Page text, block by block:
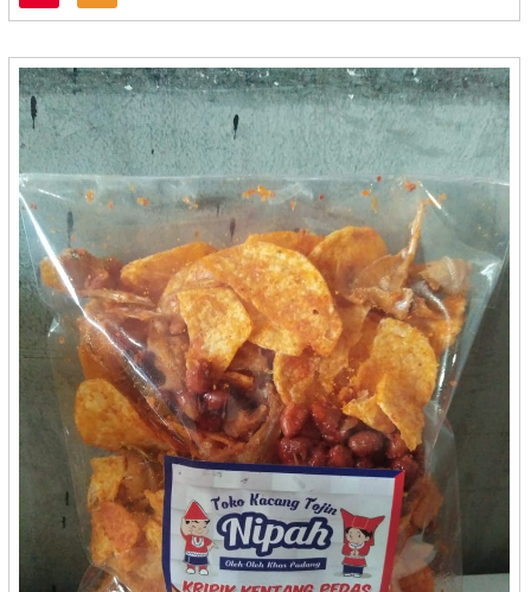
Dika - Bontang
DJN Food - Cirebon
Dodol Bengkel Anugrah - Sidikalang
Dodol Ny.Wie - Bandar Lampung
Dodol Pak Ul - Medan
Dodol Ryan - Medan
Dryana - Semarang
Duta Luwak Brother - Bandar Lampung
Egg Roll Bu Eti - Cilacap
Eka Putri - Cilegon
EKA PUTRI -Cilegon
Elfa - Kediri
Elkamal - Mojokerto
Elora - Kediri
Emka - Bontang
Enok'ai Kerupuk Ceker - Bandung
Enting-Enting Gepuk Macan Leopard - Yogyakarta
Eti Egg Roll - Cilacap
Evata - Denpasar